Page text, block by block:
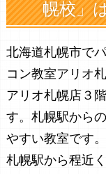
幌校」
北海道札幌市で
コン教室アリオ
アリオ札幌店３
す。札幌駅から
やすい教室です。
札幌駅から程近